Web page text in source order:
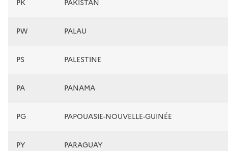
PK PAKISTAN
PW PALAU
PS PALESTINE
PA PANAMA
PG PAPOUASIE-NOUVELLE-GUINÉE
PY PARAGUAY